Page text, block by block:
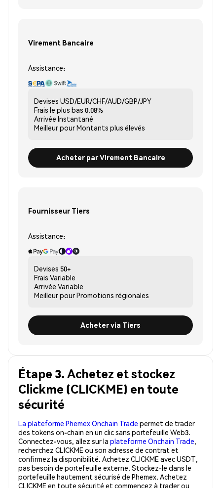
Virement Bancaire
Assistance:
Devises USD/EUR/CHF/AUD/GBP/JPY
Frais le plus bas 0.08%
Arrivée Instantané
Meilleur pourMontants plus élevés
Acheter par Virement Bancaire
Fournisseur Tiers
Assistance:
Devises 50+
Frais Variable
Arrivée Variable
Meilleur pourPromotions régionales
Acheter via Tiers
Étape 3. Achetez et stockez
Clickme (CLICKME) en toute
sécurité
La plateforme Phemex Onchain Trade permet de trader
des tokens on-chain en un clic sans portefeuille Web3.
Connectez-vous, allez sur la plateforme Onchain Trade,
recherchez CLICKME ou son adresse de contrat et
confirmez la disponibilité. Achetez CLICKME avec USDT,
pas besoin de portefeuille externe. Stockez-le dans le
portefeuille hautement sécurisé de Phemex. Achetez
CLICKME en toute sécurité et commencez à trader ou